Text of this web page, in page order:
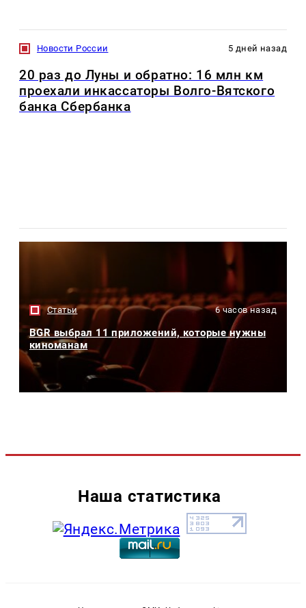
Новости России 5 дней назад
20 раз до Луны и обратно: 16 млн км
проехали инкассаторы Волго-Вятского
банка Сбербанка
Статьи 6 часов назад
BGR выбрал 11 приложений, которые нужны
киноманам
Наша статистика